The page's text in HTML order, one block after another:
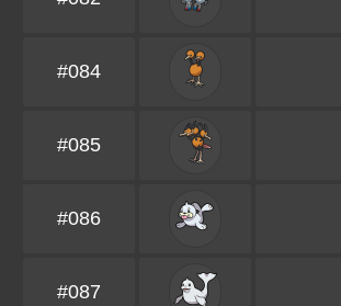
#084
#085
#086
#087